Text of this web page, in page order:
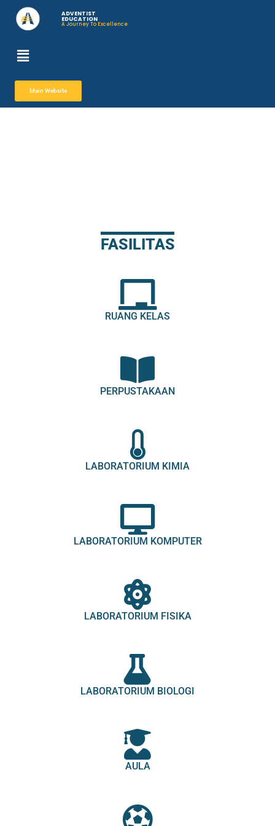
Lompat
ke
konten
ADVENTIST
EDUCATION
A Journey To Excellence
Main Website
FASILITAS
RUANG KELAS
PERPUSTAKAAN
LABORATORIUM KIMIA
LABORATORIUM KOMPUTER
LABORATORIUM FISIKA
LABORATORIUM BIOLOGI
AULA